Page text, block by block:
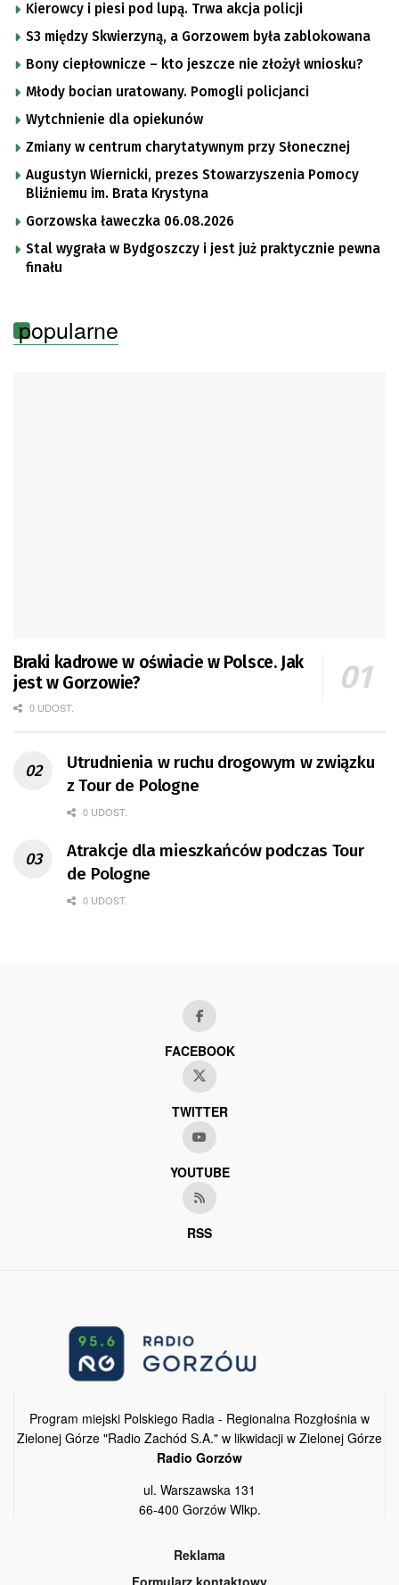
Kierowcy i piesi pod lupą. Trwa akcja policji
S3 między Skwierzyną, a Gorzowem była zablokowana
Bony ciepłownicze – kto jeszcze nie złożył wniosku?
Młody bocian uratowany. Pomogli policjanci
Wytchnienie dla opiekunów
Zmiany w centrum charytatywnym przy Słonecznej
Augustyn Wiernicki, prezes Stowarzyszenia Pomocy
Bliźniemu im. Brata Krystyna
Gorzowska ławeczka 06.08.2026
Stal wygrała w Bydgoszczy i jest już praktycznie pewna
finału
popularne
Braki kadrowe w oświacie w Polsce. Jak
jest w Gorzowie?
0 UDOST.
Utrudnienia w ruchu drogowym w związku
z Tour de Pologne
0 UDOST.
Atrakcje dla mieszkańców podczas Tour
de Pologne
0 UDOST.
FACEBOOK
TWITTER
YOUTUBE
RSS
Program miejski Polskiego Radia - Regionalna Rozgłośnia w
Zielonej Górze "Radio Zachód S.A." w likwidacji w Zielonej Górze
Radio Gorzów
ul. Warszawska 131
66-400 Gorzów Wlkp.
Reklama